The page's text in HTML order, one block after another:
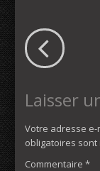
Laisser
Votre adresse
obligatoires
Commentaire *